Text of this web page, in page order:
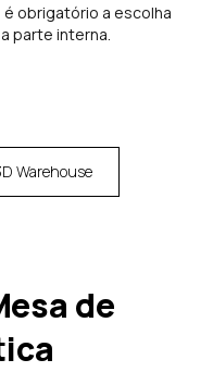
é obrigatório a escolha
parte interna.
Warehouse
de